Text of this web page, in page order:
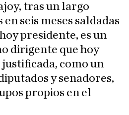
tras un largo
seis meses saldadas
presidente, es un
dirigente que hoy
como un
y senadores,
propios en el